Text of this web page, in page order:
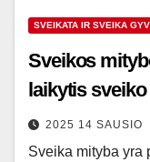
SVEIKATA IR SVEIKA
Sveikos
laikytis
2025 14 SAUSIO
Sveika mityba yra